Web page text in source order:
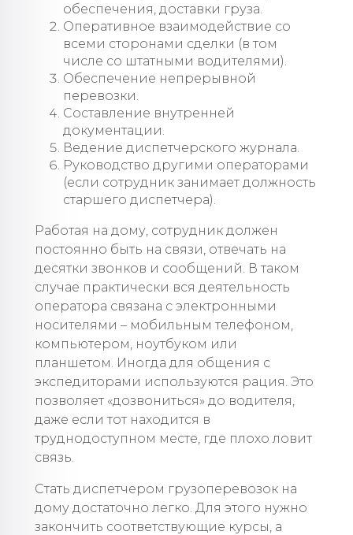
обеспечения, доставки груза.
Оперативное взаимодействие со
всеми сторонами сделки (в том
числе со штатными водителями).
Обеспечение непрерывной
перевозки.
Составление внутренней
документации.
Ведение диспетчерского журнала.
Руководство другими операторами
(если сотрудник занимает должность
старшего диспетчера).
Работая на дому, сотрудник должен
постоянно быть на связи, отвечать на
десятки звонков и сообщений. В таком
случае практически вся деятельность
оператора связана с электронными
носителями – мобильным телефоном,
компьютером, ноутбуком или
планшетом. Иногда для общения с
экспедиторами используются рация. Это
позволяет «дозвониться» до водителя,
даже если тот находится в
труднодоступном месте, где плохо ловит
связь.
Стать диспетчером грузоперевозок на
дому достаточно легко. Для этого нужно
закончить соответствующие курсы, а